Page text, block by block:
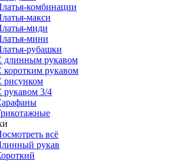
комбинации
макси
миди
мини
рубашки
длинным рукавом
коротким рукавом
рисунком
рукавом 3/4
всё
рукав